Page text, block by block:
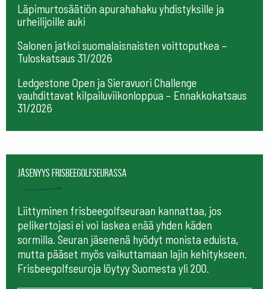
Läpimurtosäätiön apurahahaku yhdistyksille ja
urheilijoille auki
Salonen jatkoi suomalaisnaisten voittoputkea –
Tuloskatsaus 31/2026
Ledgestone Open ja Sieravuori Challenge
vauhdittavat kilpailuviikonloppua – Ennakkokatsaus
31/2026
Jäsenyys frisbeegolfseurassa
Liittyminen frisbeegolfseuraan kannattaa, jos
pelikertojasi ei voi laskea enää yhden käden
sormilla. Seuran jäsenenä hyödyt monista eduista,
mutta pääset myös vaikuttamaan lajin kehitykseen.
Frisbeegolfseuroja löytyy Suomesta yli 200.